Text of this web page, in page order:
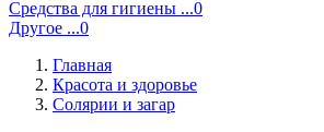
Средства для гигиены ...0
Другое ...0
Главная
Красота и здоровье
Солярии и загар